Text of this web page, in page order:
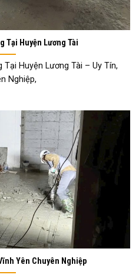
Tại Huyện Lương Tài
Tại Huyện Lương Tài – Uy Tín,
Nghiệp,
Yên Chuyên Nghiệp